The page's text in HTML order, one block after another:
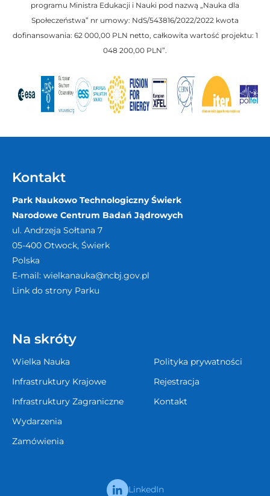
programu Ministra Edukacji i Nauki pod nazwą „Nauka dla
Społeczeństwa” nr umowy: NdS/543816/2022/2022 kwota
dofinansowania: 62 000,00 PLN netto, całkowita wartość projektu: 1
048 200,00 PLN”.
Kontakt
Park Naukowo Technologiczny Świerk
Narodowe Centrum Badań Jądrowych
ul. Andrzeja Sołtana 7
05-400 Otwock, Świerk
Polska
E-mail: wielkanauka@ncbj.gov.pl
Link do strony Parku
Na skróty
Wielka Nauka
Infrastruktury Krajowe
Infrastruktury Zagraniczne
Wydarzenia
Zamówienia
Polityka prywatności
Rejestracja
Kontakt
LinkedIn